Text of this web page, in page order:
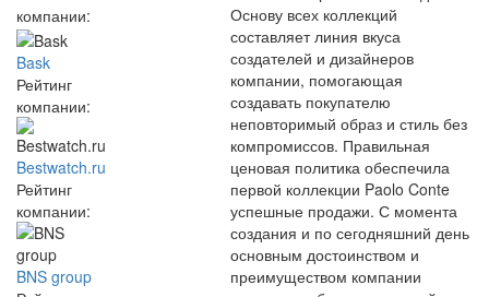
компании:
Bask
Рейтинг
компании:
Bestwatch.ru
Рейтинг
компании:
BNS group
Основу всех коллекций
составляет линия вкуса
создателей и дизайнеров
компании, помогающая
создавать покупателю
неповторимый образ и стиль без
компромиссов. Правильная
ценовая политика обеспечила
первой коллекции Paolo Conte
успешные продажи. С момента
создания и по сегодняшний день
основным достоинством и
преимуществом компании